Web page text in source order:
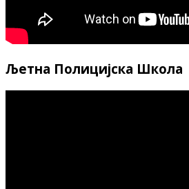
Љетна Полицијска Школа